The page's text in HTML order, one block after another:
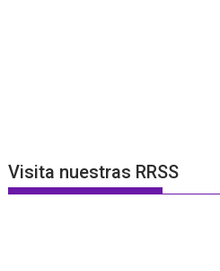
Visita nuestras RRSS